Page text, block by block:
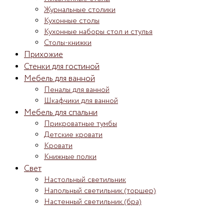
Журнальные столики
Кухонные столы
Кухонные наборы стол и стулья
Столы-книжки
Прихожие
Стенки для гостиной
Мебель для ванной
Пеналы для ванной
Шкафчики для ванной
Мебель для спальни
Прикроватные тумбы
Детские кровати
Кровати
Книжные полки
Свет
Настольный светильник
Напольный светильник (торшер)
Настенный светильник (бра)